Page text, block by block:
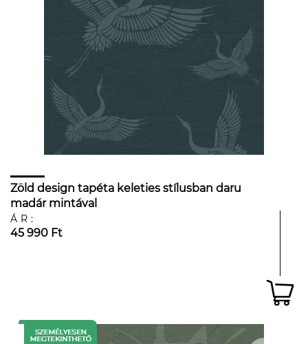
Zöld design tapéta keleties stílusban daru
madár mintával
ÁR:
45 990 Ft